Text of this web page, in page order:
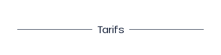
Tarifs